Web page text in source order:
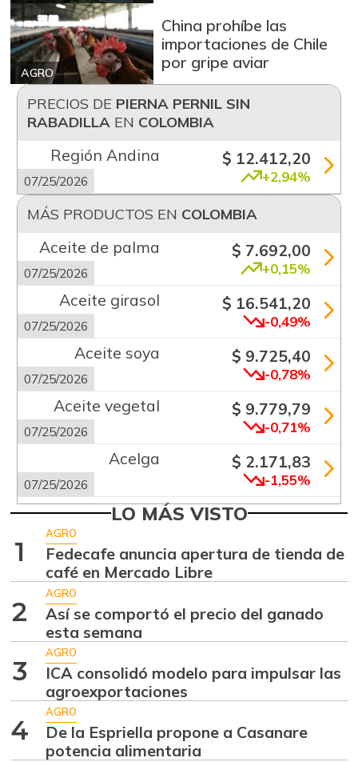
AGRO
China prohíbe las
importaciones de Chile
por gripe aviar
PRECIOS DE PIERNA PERNIL SIN
RABADILLAEN COLOMBIA
Región Andina
07/25/2026
$ 12.412,20
+2,94%
MÁS PRODUCTOS EN COLOMBIA
Aceite de palma
07/25/2026
$ 7.692,00
+0,15%
Aceite girasol
07/25/2026
$ 16.541,20
-0,49%
Aceite soya
07/25/2026
$ 9.725,40
-0,78%
Aceite vegetal
07/25/2026
$ 9.779,79
-0,71%
Acelga
07/25/2026
$ 2.171,83
-1,55%
Aguacate común
07/25/2026
$ 6.672,89
Aguacate hass
07/25/2026 -2,98%
Aguacate
papelillo
07/25/2026
$ 8.366,30
Ahuyama
07/25/2026
Ahuyamín $ 1.672,87
LO MÁS VISTO
1
AGRO
Fedecafe anuncia apertura de tienda de
café en Mercado Libre
2
AGRO
Así se comportó el precio del ganado
esta semana
3
AGRO
ICA consolidó modelo para impulsar las
agroexportaciones
4
AGRO
De la Espriella propone a Casanare
potencia alimentaria